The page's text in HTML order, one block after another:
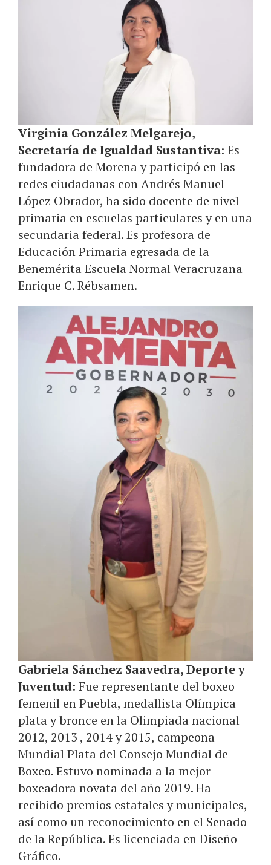
Virginia González Melgarejo,
Secretaría de Igualdad Sustantiva: Es
fundadora de Morena y participó en las
redes ciudadanas con Andrés Manuel
López Obrador, ha sido docente de nivel
primaria en escuelas particulares y en una
secundaria federal. Es profesora de
Educación Primaria egresada de la
Benemérita Escuela Normal Veracruzana
Enrique C. Rébsamen.
Gabriela Sánchez Saavedra, Deporte y
Juventud: Fue representante del boxeo
femenil en Puebla, medallista Olímpica
plata y bronce en la Olimpiada nacional
2012, 2013 , 2014 y 2015, campeona
Mundial Plata del Consejo Mundial de
Boxeo. Estuvo nominada a la mejor
boxeadora novata del año 2019. Ha
recibido premios estatales y municipales,
así como un reconocimiento en el Senado
de la República. Es licenciada en Diseño
Gráfico.